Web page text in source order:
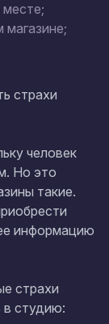
месте;
магазине;
страхи
человек
Но это
такие.
информацию
страхи
в студию: